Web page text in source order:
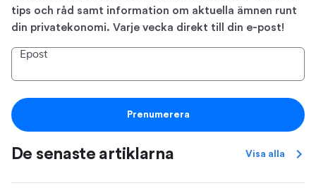
tips och råd samt information om aktuella ämnen runt
din privatekonomi. Varje vecka direkt till din e-post!
Epost
Prenumerera
De senaste artiklarna Visa alla